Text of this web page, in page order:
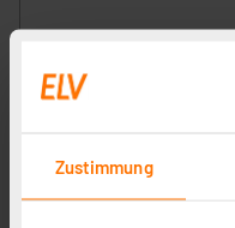
Zustimmung